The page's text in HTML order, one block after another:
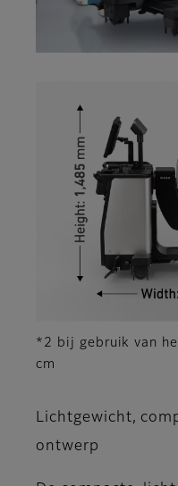
*2 bij gebruik van
cm
Lichtgewicht,
ontwerp